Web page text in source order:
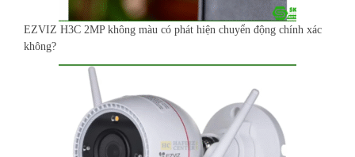
EZVIZ H3C 2MP không màu có phát hiện chuyển động chính xác
không?